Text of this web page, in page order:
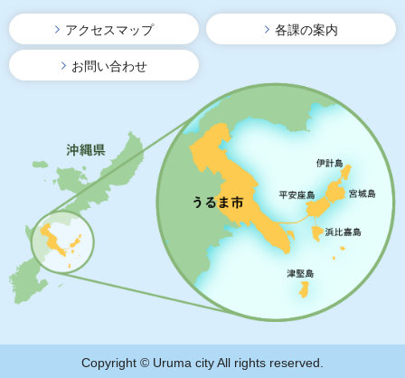
アクセスマップ 各課の案内
お問い合わせ
Copyright © Uruma city All rights reserved.